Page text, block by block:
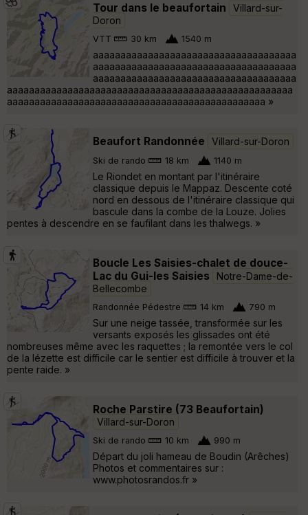
Tour dans le beaufortain
Villard-sur-
Doron
VTT 30 km 1540 m
aaaaaaaaaaaaaaaaaaaaaaaaaaaaaaaaaaaaa
aaaaaaaaaaaaaaaaaaaaaaaaaaaaaaaaaaaaa
aaaaaaaaaaaaaaaaaaaaaaaaaaaaaaaaaaaaa
aaaaaaaaaaaaaaaaaaaaaaaaaaaaaaaaaaaaaaaaaaaaaaaaaaaa
aaaaaaaaaaaaaaaaaaaaaaaaaaaaaaaaaaaaaaaaaaaaaaa »
Beaufort Randonnée Villard-sur-Doron
Ski de rando 18 km 1140 m
Le Riondet en montant par l'itinéraire
classique depuis le Mappaz. Descente coté
nord en dessous de l'itinéraire classique qui
bascule dans la combe de la Louze. Jolies
pentes à descendre en se faufilant dans les thalwegs. »
Boucle Les Saisies-chalet de douce-
Lac du Gui-les Saisies
Notre-Dame-de-
Bellecombe
Randonnée Pédestre 14 km 790 m
Sur une neige tassée, transformée sur les
versants exposés les glissades ont été
nombreuses même avec les raquettes ; la remontée vers le col
de la lézette est difficile car le sentier est difficile à trouver et la
pente raide. »
Roche Parstire (73 Beaufortain)
Villard-sur-Doron
Ski de rando 10 km 990 m
Départ du joli hameau de Boudin (Arêches)
Photos et commentaires sur :
www.photosrandos.fr »